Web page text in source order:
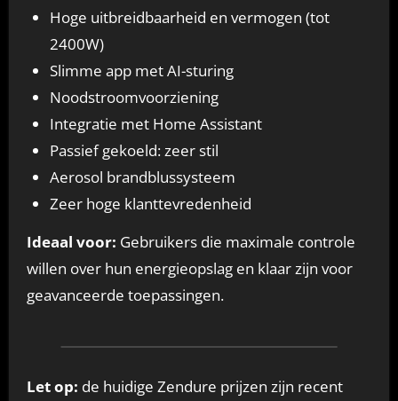
Hoge uitbreidbaarheid en vermogen (tot
2400W)
Slimme app met AI-sturing
Noodstroomvoorziening
Integratie met Home Assistant
Passief gekoeld: zeer stil
Aerosol brandblussysteem
Zeer hoge klanttevredenheid
Ideaal voor: Gebruikers die maximale controle
willen over hun energieopslag en klaar zijn voor
geavanceerde toepassingen.
Let op: de huidige Zendure prijzen zijn recent